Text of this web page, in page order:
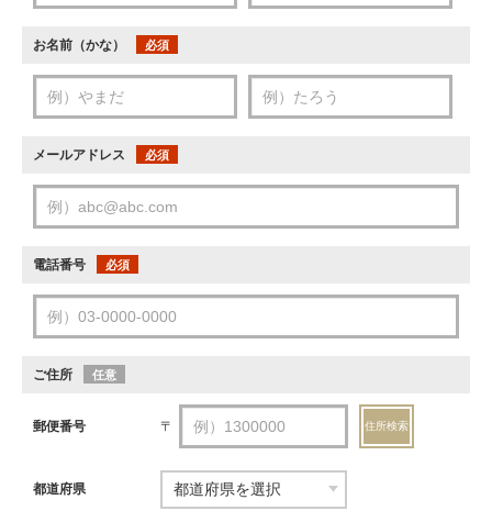
お名前（かな） 必須
メールアドレス 必須
電話番号 必須
ご住所 任意
郵便番号 〒 住所検索
都道府県